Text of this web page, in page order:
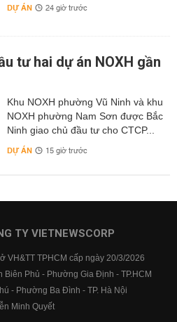
DỰ ÁN 24 giờ trước
tư hai dự án NOXH gần
Khu NOXH phường Vũ Ninh và khu
NOXH phường Nam Sơn được Bắc
Ninh giao chủ đầu tư cho CTCP...
DỰ ÁN 15 giờ trước
TY VIETNEWSCORP
VH&TT TPHCM cấp ngày 20/3/2026
Phủ - Phường Gia Định - TP.HCM
- Phường Ba Đình - TP. Hà Nội
Minh Quyết